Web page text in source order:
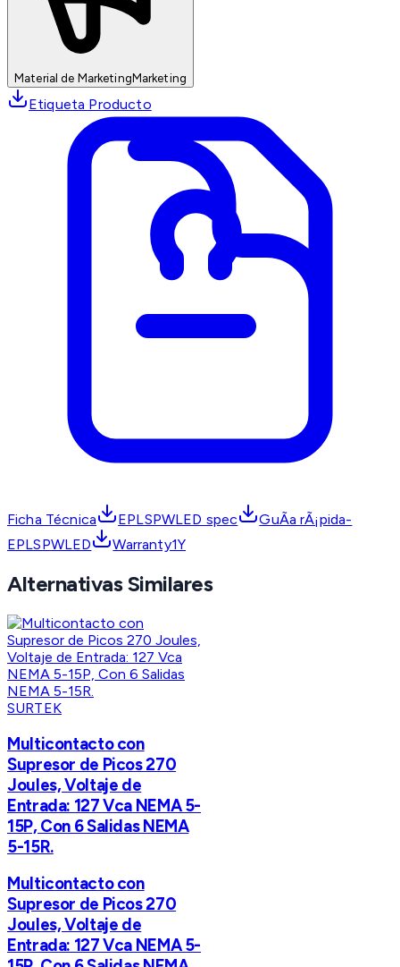
Material de MarketingMarketing
Etiqueta Producto
Ficha Técnica EPLSPWLED spec
GuÃ­a rÃ¡pida-
EPLSPWLED
Warranty1Y
Alternativas Similares
SURTEK
Multicontacto con
Supresor de Picos 270
Joules, Voltaje de
Entrada: 127 Vca NEMA 5-
15P, Con 6 Salidas NEMA
5-15R.
Multicontacto con
Supresor de Picos 270
Joules, Voltaje de
Entrada: 127 Vca NEMA 5-